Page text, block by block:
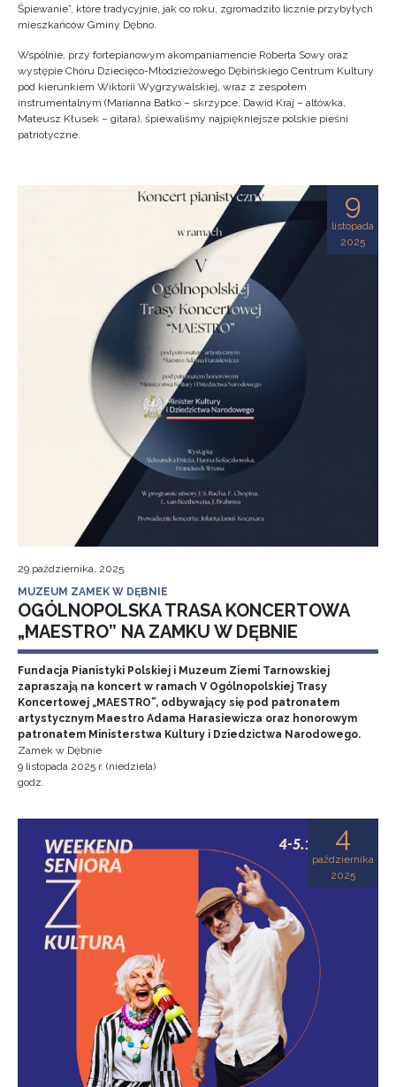
Śpiewanie”, które tradycyjnie, jak co roku, zgromadziło licznie przybyłych
mieszkańców Gminy Dębno.
Wspólnie, przy fortepianowym akompaniamencie Roberta Sowy oraz
występie Chóru Dziecięco-Młodzieżowego Dębińskiego Centrum Kultury
pod kierunkiem Wiktorii Wygrzywalskiej, wraz z zespołem
instrumentalnym (Marianna Batko – skrzypce, Dawid Kraj – altówka,
Mateusz Kłusek – gitara), śpiewaliśmy najpiękniejsze polskie pieśni
patriotyczne.
9
listopada
2025
29 października, 2025
MUZEUM ZAMEK W DĘBNIE
OGÓLNOPOLSKA TRASA KONCERTOWA
„MAESTRO” NA ZAMKU W DĘBNIE
Fundacja Pianistyki Polskiej i Muzeum Ziemi Tarnowskiej
zapraszają na koncert w ramach V Ogólnopolskiej Trasy
Koncertowej „MAESTRO”, odbywający się pod patronatem
artystycznym Maestro Adama Harasiewicza oraz honorowym
patronatem Ministerstwa Kultury i Dziedzictwa Narodowego.
Zamek w Dębnie
9 listopada 2025 r. (niedziela)
godz.
4
października
2025